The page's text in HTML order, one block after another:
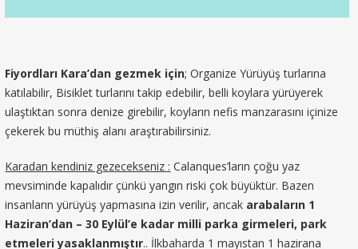
Fiyordları Kara’dan gezmek için; Organize Yürüyüş turlarına
katılabilir, Bisiklet turlarını takip edebilir, belli koylara yürüyerek
ulaştıktan sonra denize girebilir, koyların nefis manzarasını içinize
çekerek bu müthiş alanı araştırabilirsiniz.
Karadan kendiniz gezecekseniz : Calanques’ların çoğu yaz
mevsiminde kapalıdır çünkü yangın riski çok büyüktür. Bazen
insanların yürüyüş yapmasına izin verilir, ancak arabaların 1
Haziran’dan – 30 Eylül’e kadar milli parka girmeleri, park
etmeleri yasaklanmıştır.. İlkbaharda 1 mayıstan 1 hazirana